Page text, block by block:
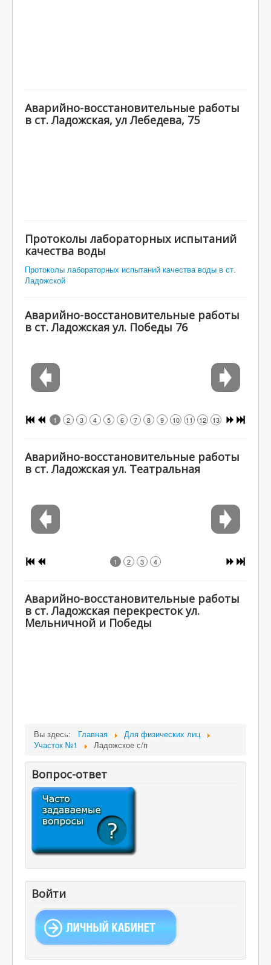
Аварийно-восстановительные работы
в ст. Ладожская, ул Лебедева, 75
Протоколы лабораторных испытаний
качества воды
Протоколы лабораторных испытаний качества воды в ст.
Ладожской
Аварийно-восстановительные работы
в ст. Ладожская ул. Победы 76
1 2 3 4 5 6 7 8 9 10 11 12 13
Аварийно-восстановительные работы
в ст. Ладожская ул. Театральная
1 2 3 4
Аварийно-восстановительные работы
в ст. Ладожская перекресток ул.
Мельничной и Победы
Вы здесь: Главная
Для физических лиц
Участок №1
Ладожское с/п
Вопрос-ответ
Войти